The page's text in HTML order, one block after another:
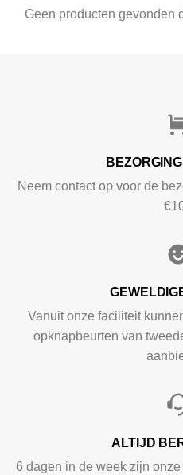
Geen producten gevonden
Neem contact op voor de
Vanuit onze faciliteit
opknapbeurten van
ALTIJD
6 dagen in de week zijn